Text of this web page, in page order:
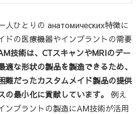
人ひとりの анатомических特徴に
ドの医療機器やインプラントの需要
技術は、CTスキャンやMRIのデー
適な形状の製品を製造できるため、
難だったカスタムメイド製品の提供
の最小化に貢献しています。
例え
ンプラントの製造にAM技術が活用